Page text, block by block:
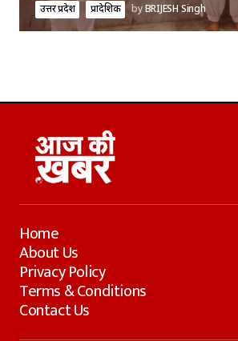
उत्तर प्रदेश प्रादेशिक byBRIJESH Singh
Home
About Us
Privacy Policy
Terms & Conditions
Contact Us